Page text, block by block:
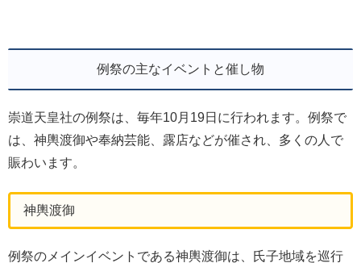
例祭の主なイベントと催し物
崇道天皇社の例祭は、毎年10月19日に行われます。例祭で
は、神輿渡御や奉納芸能、露店などが催され、多くの人で
賑わいます。
神輿渡御
例祭のメインイベントである神輿渡御は、氏子地域を巡行